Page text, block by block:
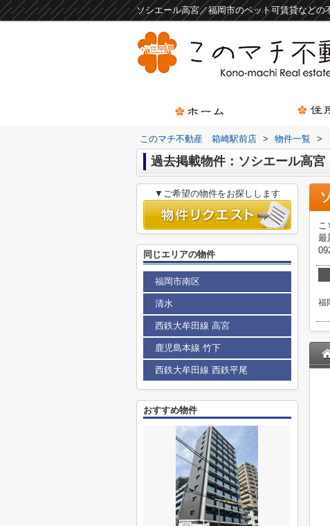
ソシエール高宮／福岡市のペット可賃貸など
このマチ不動産 箱崎駅前店 > 物件一覧 >
過去掲載物件：ソシエール高宮
こ
最
福
▼ご希望の物件をお探しします
同じエリアの物件
福岡市南区
清水
西鉄大牟田線 高宮
鹿児島本線 竹下
西鉄大牟田線 西鉄平尾
おすすめ物件